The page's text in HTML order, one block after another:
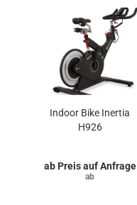
Indoor Bike Inertia
H926
Preis auf Anfrage